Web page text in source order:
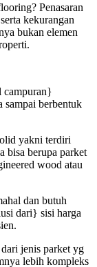
Penasaran
kekurangan
bukan elemen
campuran}
sampai berbentuk
yakni terdiri
bisa berupa parket
wood atau
dan butuh
dari} sisi harga
jenis parket yg
lebih kompleks